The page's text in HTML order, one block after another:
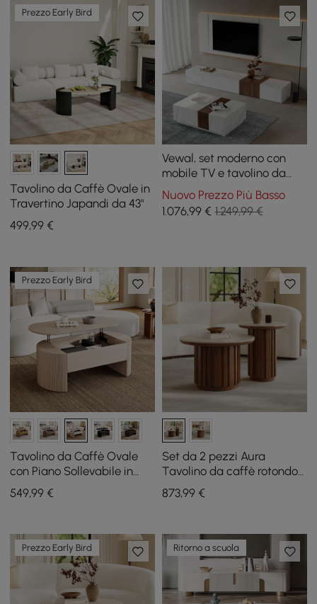
Prezzo Early Bird
Tavolino da Caffè Ovale in
Travertino Japandi da 43"
499,99 €
Vewal, set moderno con
mobile TV e tavolino da
caffè in legno
Nuovo Prezzo Più Basso
1.076,99€ 1.249,99 €
Prezzo Early Bird
Tavolino da Caffè Ovale
con Piano Sollevabile in
Stile Mid-Century Moderno
da 47"
549,99 €
Set da 2 pezzi Aura
Tavolino da caffè rotondo
a doghe in legno di frassino
con piano in pietra
873,99€
Prezzo Early Bird Ritorno a scuola